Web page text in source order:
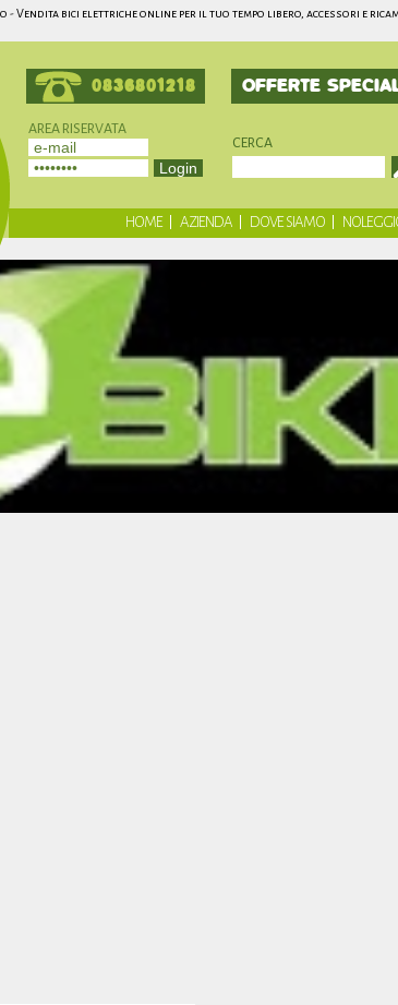
- Vendita bici elettriche online per il tuo tempo libero, accessori e
OFFERTE
0836801218
AREA RISERVATA
Non hai un account?Registrati
HOME AZIENDA DOVE SIAMO
CERCA